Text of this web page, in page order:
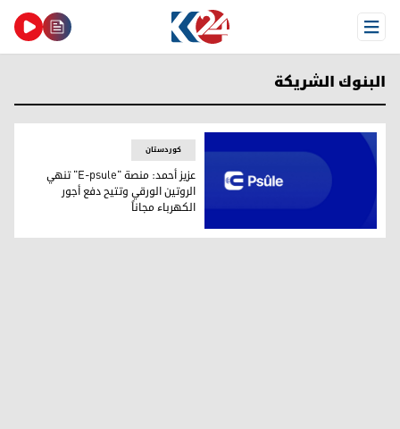
Open Menu
البنوك الشريكة
عزيز أحمد: منصة "E-psule" تنهي الروتين الورقي وتتيح دفع أجور الكهرباء مجاناً
کوردستان
عزيز أحمد: منصة "E-psule" تنهي
الروتين الورقي وتتيح دفع أجور
الكهرباء مجاناً